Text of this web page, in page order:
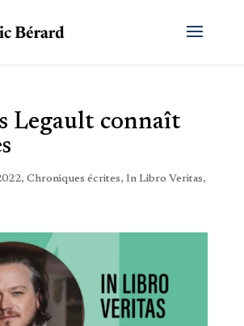
Legault connaît
, Chroniques écrites, In Libro Veritas,